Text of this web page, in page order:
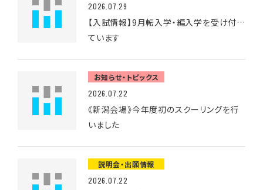
2026.07.29
【入試情報】9月転入学・編入学を受け付け
ています
お知らせ・トピックス
2026.07.22
《新潟会場》今年度初のスクーリングを行
いました
説明会・出願情報
2026.07.22